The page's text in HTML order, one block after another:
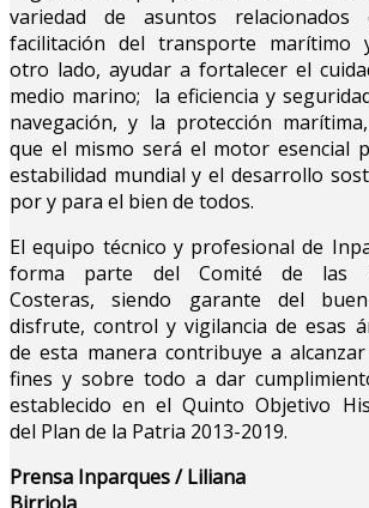
variedad de asuntos
facilitación del transporte marítimo
otro lado, ayudar a fortalecer el
medio marino; la eficiencia y
navegación, y la protección
que el mismo será el motor esencial
estabilidad mundial y el desarrollo
por y para el bien de todos.
El equipo técnico y profesional de
forma parte del Comité de las
Costeras, siendo garante del
disfrute, control y vigilancia de esas
de esta manera contribuye a
fines y sobre todo a dar
establecido en el Quinto Objetivo
del Plan de la Patria 2013-2019.
Prensa Inparques / Liliana